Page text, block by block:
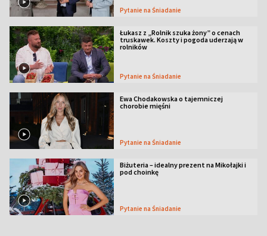
Pytanie na Śniadanie
Łukasz z „Rolnik szuka żony” o cenach
truskawek. Koszty i pogoda uderzają w
rolników
Pytanie na Śniadanie
Ewa Chodakowska o tajemniczej
chorobie mięśni
Pytanie na Śniadanie
Biżuteria – idealny prezent na Mikołajki i
pod choinkę
Pytanie na Śniadanie